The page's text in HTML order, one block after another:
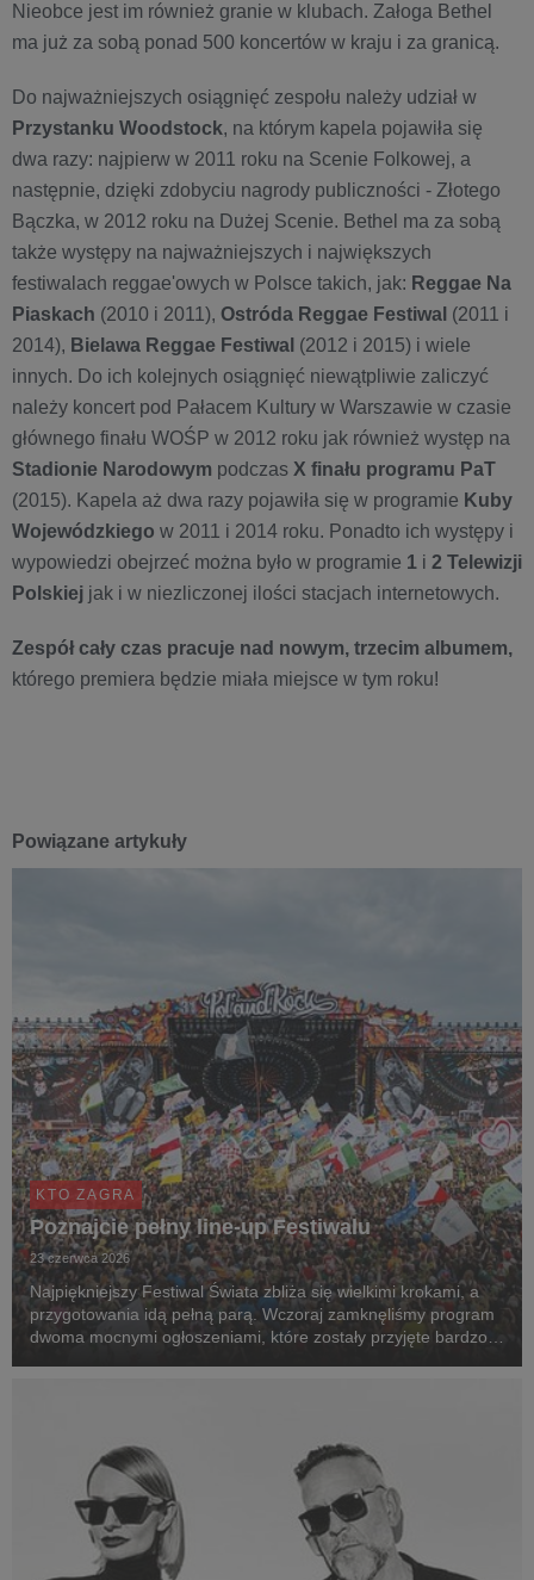
Nieobce jest im również granie w klubach. Załoga Bethel
ma już za sobą ponad 500 koncertów w kraju i za granicą.
Do najważniejszych osiągnięć zespołu należy udział w
Przystanku Woodstock, na którym kapela pojawiła się
dwa razy: najpierw w 2011 roku na Scenie Folkowej, a
następnie, dzięki zdobyciu nagrody publiczności - Złotego
Bączka, w 2012 roku na Dużej Scenie. Bethel ma za sobą
także występy na najważniejszych i największych
festiwalach reggae'owych w Polsce takich, jak: Reggae Na
Piaskach (2010 i 2011), Ostróda Reggae Festiwal (2011 i
2014), Bielawa Reggae Festiwal (2012 i 2015) i wiele
innych. Do ich kolejnych osiągnięć niewątpliwie zaliczyć
należy koncert pod Pałacem Kultury w Warszawie w czasie
głównego finału WOŚP w 2012 roku jak również występ na
Stadionie Narodowym podczas X finału programu PaT
(2015). Kapela aż dwa razy pojawiła się w programie Kuby
Wojewódzkiego w 2011 i 2014 roku. Ponadto ich występy i
wypowiedzi obejrzeć można było w programie 1 i 2 Telewizji
Polskiej jak i w niezliczonej ilości stacjach internetowych.
Zespół cały czas pracuje nad nowym, trzecim albumem,
którego premiera będzie miała miejsce w tym roku!
Powiązane artykuły
KTO ZAGRA
Poznajcie pełny line-up Festiwalu
23 czerwca 2026
Najpiękniejszy Festiwal Świata zbliża się wielkimi krokami, a
przygotowania idą pełną parą. Wczoraj zamknęliśmy program
dwoma mocnymi ogłoszeniami, które zostały przyjęte bardzo